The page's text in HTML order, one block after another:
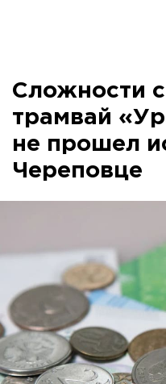
Сложности
трамвай
не прошел
Череповце